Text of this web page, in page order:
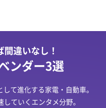
違いなし！
ンダー3選
て進化する家電・自動車。
ていくエンタメ分野。